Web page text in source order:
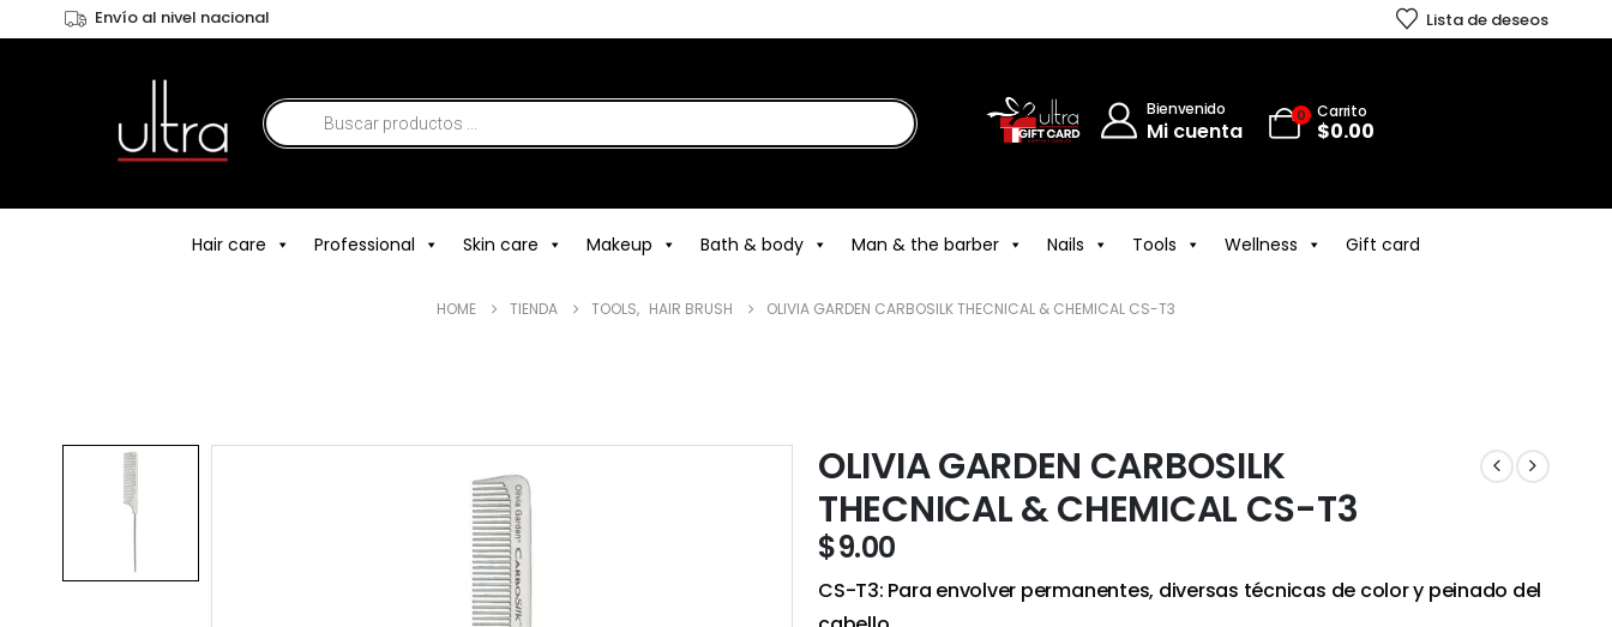
Envío al nivel nacional Lista de deseos
Bienvenido
Mi cuenta
0 Carrito
$0.00
Hair care Professional Skin care Makeup Bath & body Man & the barber Nails Tools Wellness Gift card
HOME TIENDA TOOLS, HAIR BRUSH OLIVIA GARDEN CARBOSILK THECNICAL & CHEMICAL CS-T3
OLIVIA GARDEN CARBOSILK
THECNICAL & CHEMICAL CS-T3
$9.00
CS-T3: Para envolver permanentes, diversas técnicas de color y peinado del